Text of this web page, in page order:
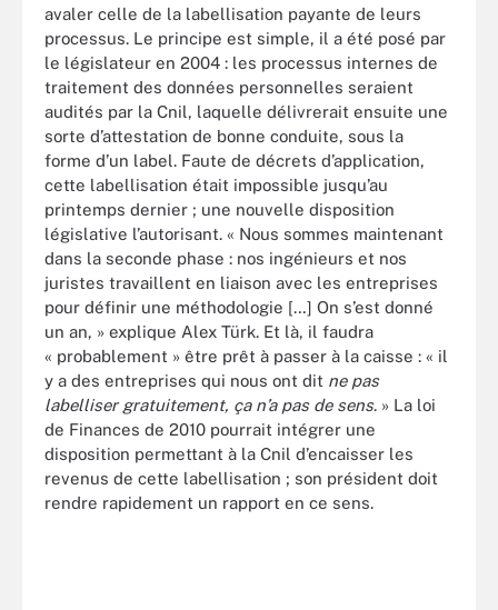
avaler celle de la labellisation payante de leurs
processus. Le principe est simple, il a été posé par
le législateur en 2004 : les processus internes de
traitement des données personnelles seraient
audités par la Cnil, laquelle délivrerait ensuite une
sorte d’attestation de bonne conduite, sous la
forme d’un label. Faute de décrets d’application,
cette labellisation était impossible jusqu’au
printemps dernier ; une nouvelle disposition
législative l’autorisant. « Nous sommes maintenant
dans la seconde phase : nos ingénieurs et nos
juristes travaillent en liaison avec les entreprises
pour définir une méthodologie […] On s’est donné
un an, » explique Alex Türk. Et là, il faudra
« probablement » être prêt à passer à la caisse : « il
y a des entreprises qui nous ont dit ne pas
labelliser gratuitement, ça n’a pas de sens. » La loi
de Finances de 2010 pourrait intégrer une
disposition permettant à la Cnil d’encaisser les
revenus de cette labellisation ; son président doit
rendre rapidement un rapport en ce sens.